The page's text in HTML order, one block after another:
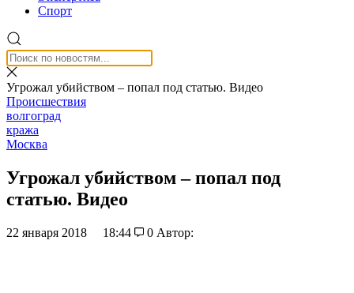
Спорт
Угрожал убийством – попал под статью. Видео
Происшествия
волгоград
кража
Москва
Угрожал убийством – попал под
статью. Видео
22 января 2018 18:44 0 Автор: